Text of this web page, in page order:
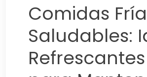
Comidas
Saludables:
Refrescantes